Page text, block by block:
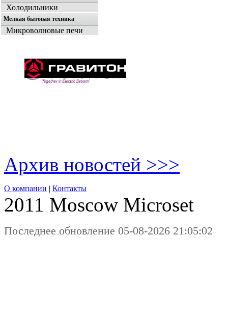
Холодильники
Мелкая бытовая техника
Микроволновые печи
Архив новостей >>>
О компании | Контакты
2011 Moscow Microset
Последнее обновление 05-08-2026 21:05:02